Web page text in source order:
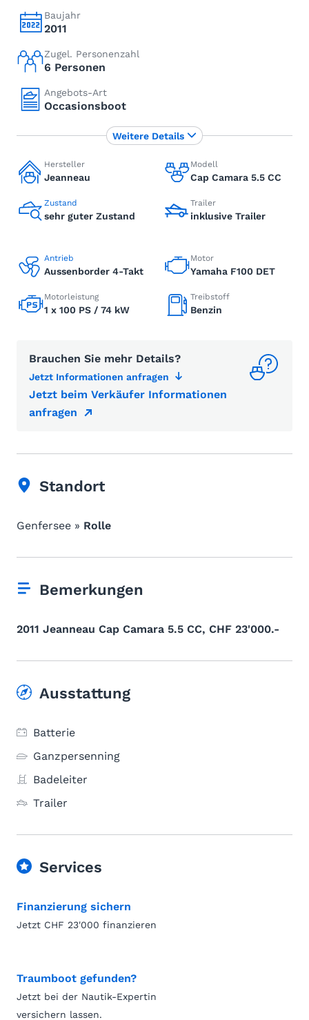
Baujahr
2011
Zugel. Personenzahl
6 Personen
Angebots-Art
Occasionsboot
Hersteller
Jeanneau
Modell
Cap Camara 5.5 CC
Zustand
sehr guter Zustand
Trailer
inklusive Trailer
Antrieb
Aussenborder 4-Takt
Motor
Yamaha F100 DET
Motorleistung
1 x 100 PS / 74 kW
Treibstoff
Benzin
Brauchen Sie mehr Details?
Jetzt Informationen anfragen
Jetzt beim Verkäufer Informationen
anfragen
Weitere Details
Standort
Genfersee » Rolle
Bemerkungen
2011 Jeanneau Cap Camara 5.5 CC, CHF 23'000.-
Ausstattung
Batterie
Ganzpersenning
Badeleiter
Trailer
Services
Finanzierung sichern
Jetzt CHF 23'000 finanzieren
Traumboot gefunden?
Jetzt bei der Nautik-Expertin
versichern lassen.